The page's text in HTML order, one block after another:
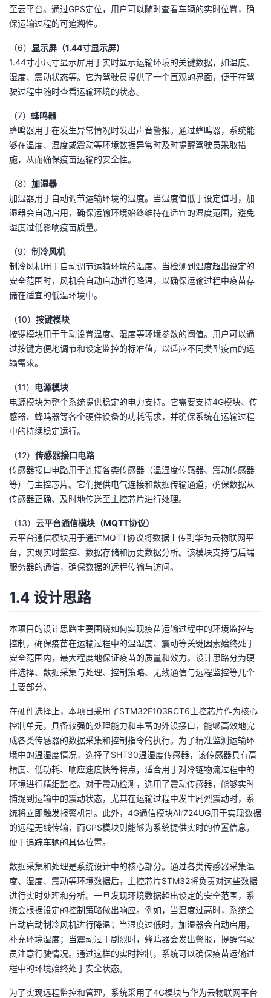
至云平台。通过GPS定位，用户可以随时查看车辆的实时位置，确
保运输过程的可追溯性。
（6） 显示屏（1.44寸显示屏）
1.44寸小尺寸显示屏用于实时显示运输环境的关键数据，如温度、
湿度、震动状态等。它为驾驶员提供了一个直观的界面，便于在驾
驶过程中随时查看运输环境的状态。
（7） 蜂鸣器
蜂鸣器用于在发生异常情况时发出声音警报。通过蜂鸣器，系统能
够在温度、湿度或震动等环境数据异常时及时提醒驾驶员采取措
施，从而确保疫苗运输的安全性。
（8） 加湿器
加湿器用于自动调节运输环境的湿度。当湿度值低于设定值时，加
湿器会自动启用，确保运输环境始终维持在适宜的湿度范围，避免
湿度过低影响疫苗质量。
（9） 制冷风机
制冷风机用于自动调节运输环境的温度。当检测到温度超出设定的
安全范围时，风机会自动启动进行降温，以确保运输过程中疫苗存
储在适宜的低温环境中。
（10） 按键模块
按键模块用于手动设置温度、湿度等环境参数的阈值。用户可以通
过按键方便地调节和设定监控的标准值，以适应不同类型疫苗的运
输需求。
（11） 电源模块
电源模块为整个系统提供稳定的电力支持。它需要支持4G模块、传
感器、蜂鸣器等各个硬件设备的功耗需求，并确保系统在运输过程
中的持续稳定运行。
（12） 传感器接口电路
传感器接口电路用于连接各类传感器（温湿度传感器、震动传感器
等）与主控芯片。它们提供电气连接和数据传输通道，确保数据从
传感器正确、及时地传送至主控芯片进行处理。
（13） 云平台通信模块（MQTT协议）
云平台通信模块用于通过MQTT协议将数据上传到华为云物联网平
台，实现实时监控、数据存储和历史数据分析。该模块支持与后端
服务器的通信，确保数据的远程传输与访问。
1.4 设计思路
本项目的设计思路主要围绕如何实现疫苗运输过程中的环境监控与
控制，确保疫苗在运输过程中的温湿度、震动等关键因素始终处于
安全范围内，最大程度地保证疫苗的质量和效力。设计思路分为硬
件选择、数据采集与处理、控制策略、无线通信与远程监控等几个
主要部分。
在硬件选择上，本项目采用了STM32F103RCT6主控芯片作为核心
控制单元，具备较强的处理能力和丰富的外设接口，能够高效地完
成各类传感器的数据采集和控制指令的执行。为了精准监测运输环
境中的温湿度情况，选择了SHT30温湿度传感器，该传感器具有高
精度、低功耗、响应速度快等特点，适合用于对冷链物流过程中的
环境进行精细监控。对于震动检测，选用了震动传感器，能够实时
捕捉到运输中的震动状态，尤其在运输过程中发生剧烈震动时，系
统将立即触发报警机制。此外，4G通信模块Air724UG用于实现数据
的远程无线传输，而GPS模块则能够为系统提供实时的位置信息，
便于追踪车辆的具体位置。
数据采集和处理是系统设计中的核心部分。通过各类传感器采集温
度、湿度、震动等环境数据后，主控芯片STM32将负责对这些数据
进行实时处理和分析。一旦发现环境数据超出设定的安全范围，系
统会根据设定的控制策略做出响应。例如，当温度过高时，系统会
自动启动制冷风机进行降温；当湿度过低时，加湿器会自动启用，
补充环境湿度；当震动过于剧烈时，蜂鸣器会发出警报，提醒驾驶
员注意行驶情况。通过这样的实时控制，系统可以确保疫苗运输过
程中的环境始终处于安全状态。
为了实现远程监控和管理，系统采用了4G模块与华为云物联网平台